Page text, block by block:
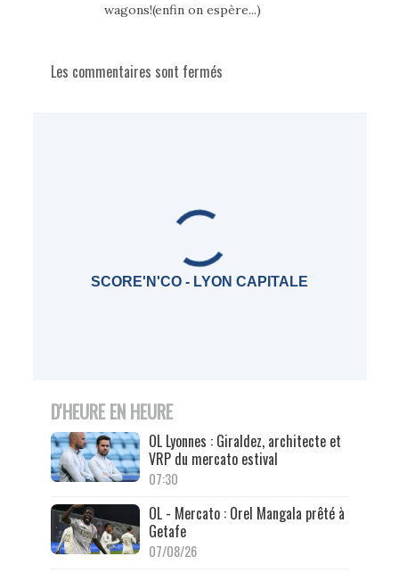
wagons!(enfin on espère...)
Les commentaires sont fermés
SCORE'N'CO - LYON CAPITALE
D'HEURE EN HEURE
OL Lyonnes : Giraldez, architecte et
VRP du mercato estival
07:30
OL - Mercato : Orel Mangala prêté à
Getafe
07/08/26